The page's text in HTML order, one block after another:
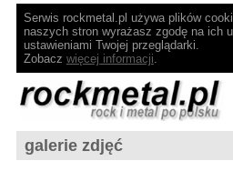
Serwis rockmetal.pl używa plików
naszych stron wyrażasz zgodę na ich
ustawieniami Twojej przeglądarki.
Zobacz więcej informacji.
galerie zdjęć